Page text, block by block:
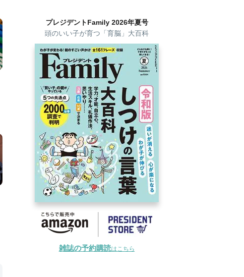
プレジデントFamily 2026年夏号
頭のいい子が育つ「育脳」大百科
雑誌の予約購読はこちら